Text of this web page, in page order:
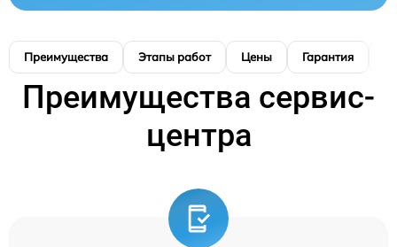
Преимущества Этапы работ Цены Гарантия
Преимущества сервис-
центра